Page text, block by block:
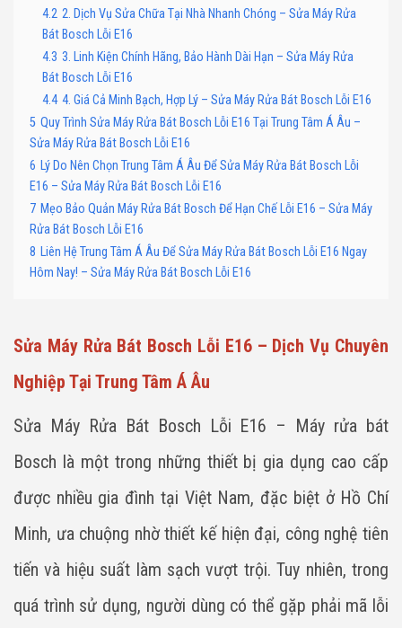
4.2 2. Dịch Vụ Sửa Chữa Tại Nhà Nhanh Chóng – Sửa Máy Rửa
Bát Bosch Lỗi E16
4.3 3. Linh Kiện Chính Hãng, Bảo Hành Dài Hạn – Sửa Máy Rửa
Bát Bosch Lỗi E16
4.4 4. Giá Cả Minh Bạch, Hợp Lý – Sửa Máy Rửa Bát Bosch Lỗi E16
5 Quy Trình Sửa Máy Rửa Bát Bosch Lỗi E16 Tại Trung Tâm Á Âu –
Sửa Máy Rửa Bát Bosch Lỗi E16
6 Lý Do Nên Chọn Trung Tâm Á Âu Để Sửa Máy Rửa Bát Bosch Lỗi
E16 – Sửa Máy Rửa Bát Bosch Lỗi E16
7 Mẹo Bảo Quản Máy Rửa Bát Bosch Để Hạn Chế Lỗi E16 – Sửa Máy
Rửa Bát Bosch Lỗi E16
8 Liên Hệ Trung Tâm Á Âu Để Sửa Máy Rửa Bát Bosch Lỗi E16 Ngay
Hôm Nay! – Sửa Máy Rửa Bát Bosch Lỗi E16
Sửa Máy Rửa Bát Bosch Lỗi E16 – Dịch Vụ Chuyên
Nghiệp Tại Trung Tâm Á Âu
Sửa Máy Rửa Bát Bosch Lỗi E16 – Máy rửa bát
Bosch là một trong những thiết bị gia dụng cao cấp
được nhiều gia đình tại Việt Nam, đặc biệt ở Hồ Chí
Minh, ưa chuộng nhờ thiết kế hiện đại, công nghệ tiên
tiến và hiệu suất làm sạch vượt trội. Tuy nhiên, trong
quá trình sử dụng, người dùng có thể gặp phải mã lỗi